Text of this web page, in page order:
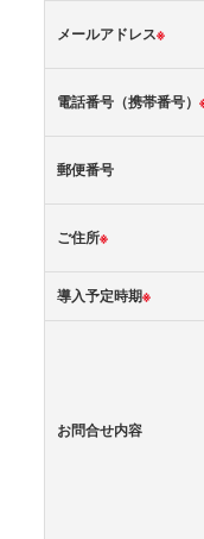
メールアドレス※
電話番号（携帯番号）
郵便番号
ご住所※
導入予定時期※
お問合せ内容